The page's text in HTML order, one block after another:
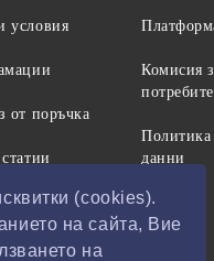
(cookies).
на сайта, Вие
на
условия
от поръчка
Комисия
Политика
данни